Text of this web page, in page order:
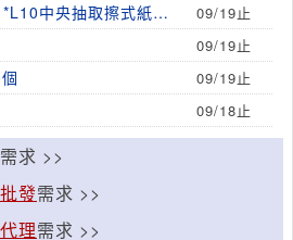
中央抽取擦式紙，
，
09/19止
09/19止
09/19止
09/18止
需求 >>
發需求 >>
理需求 >>